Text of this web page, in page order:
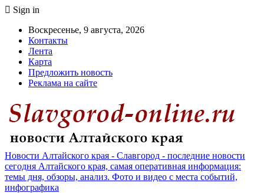
Sign in
Воскресенье, 9 августа, 2026
Контакты
Лента
Карта
Предложить новость
Реклама на сайте
Новости Алтайского края - Славгород - последние новости
сегодня Алтайского края, самая оперативная информация:
темы дня, обзоры, анализ. Фото и видео с места событий,
инфографика